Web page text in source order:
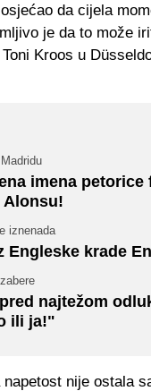
da cijela
je da to može
Kroos u
imena
Alonsu!
iznenada
Engleske krade
najtežom
ili ja!"
nije ostala